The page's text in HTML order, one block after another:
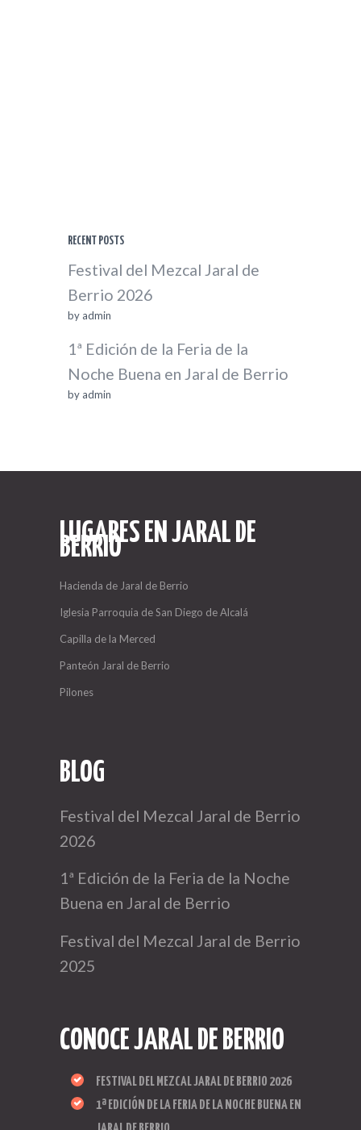
RECENT POSTS
Festival del Mezcal Jaral de
Berrio 2026
by admin
1ª Edición de la Feria de la
Noche Buena en Jaral de Berrio
by admin
LUGARES EN JARAL DE
BERRIO
Hacienda de Jaral de Berrio
Iglesia Parroquia de San Diego de Alcalá
Capilla de la Merced
Panteón Jaral de Berrio
Pilones
BLOG
Festival del Mezcal Jaral de Berrio
2026
1ª Edición de la Feria de la Noche
Buena en Jaral de Berrio
Festival del Mezcal Jaral de Berrio
2025
CONOCE JARAL DE BERRIO
FESTIVAL DEL MEZCAL JARAL DE BERRIO 2026
1ª EDICIÓN DE LA FERIA DE LA NOCHE BUENA EN